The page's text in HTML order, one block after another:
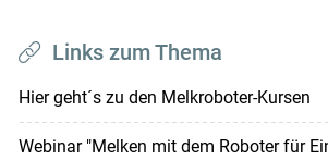
Links zum Thema
Hier geht´s zu den Melkroboter-Kursen
Webinar "Melken mit dem Roboter für